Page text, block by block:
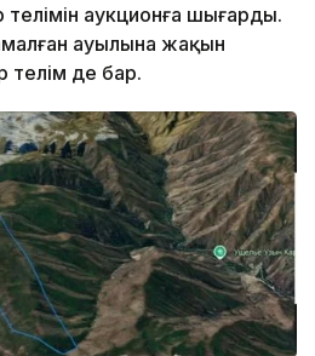
аукционға шығарды.
ауылына жақын
телім де бар.